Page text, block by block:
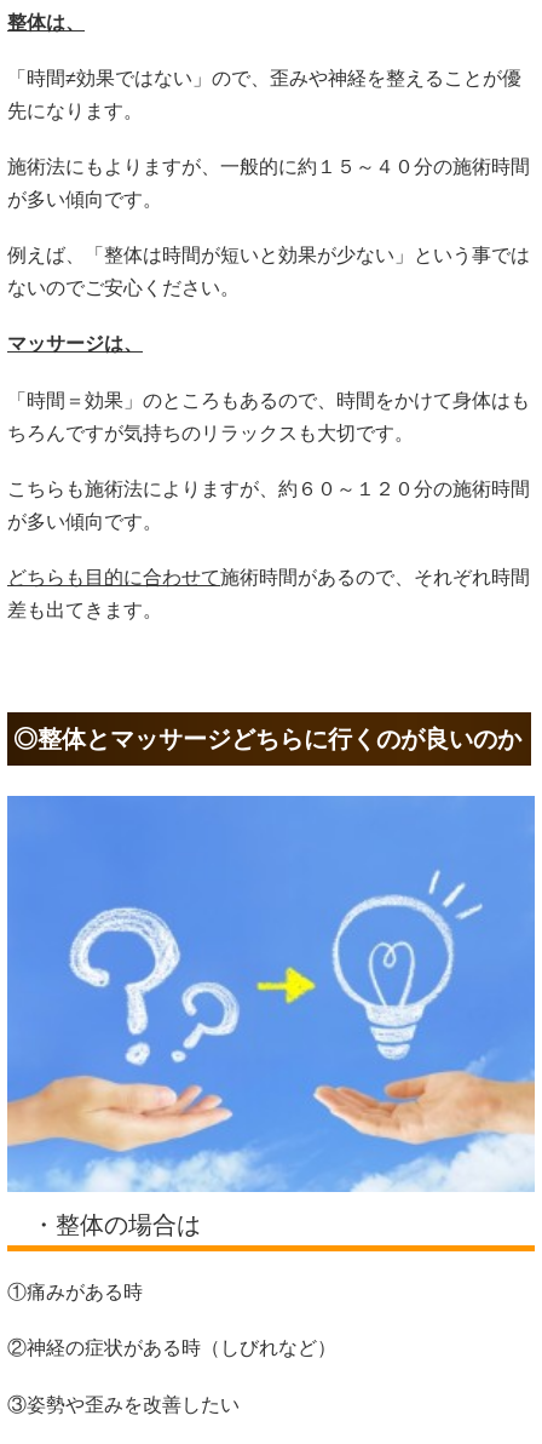
整体は、
「時間≠効果ではない」ので、歪みや神経を整えることが優
先になります。
施術法にもよりますが、一般的に約１５～４０分の施術時間
が多い傾向です。
例えば、「整体は時間が短いと効果が少ない」という事では
ないのでご安心ください。
マッサージは、
「時間＝効果」のところもあるので、時間をかけて身体はも
ちろんですが気持ちのリラックスも大切です。
こちらも施術法によりますが、約６０～１２０分の施術時間
が多い傾向です。
どちらも目的に合わせて施術時間があるので、それぞれ時間
差も出てきます。
◎整体とマッサージどちらに行くのが良いのか
・整体の場合は
①痛みがある時
②神経の症状がある時（しびれなど）
③姿勢や歪みを改善したい